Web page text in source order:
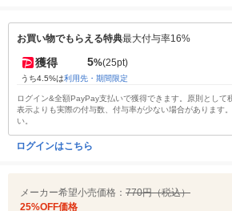
お買い物でもらえる特典最大付与率16%
獲得 5%(25pt)
うち4.5%は利用先・期間限定
ログイン&全額PayPay支払いで獲得できます。原則として
表示よりも実際の付与数、付与率が少ない場合があります
い。
ログインはこちら
メーカー希望小売価格： 770円（税込）
25%OFF価格